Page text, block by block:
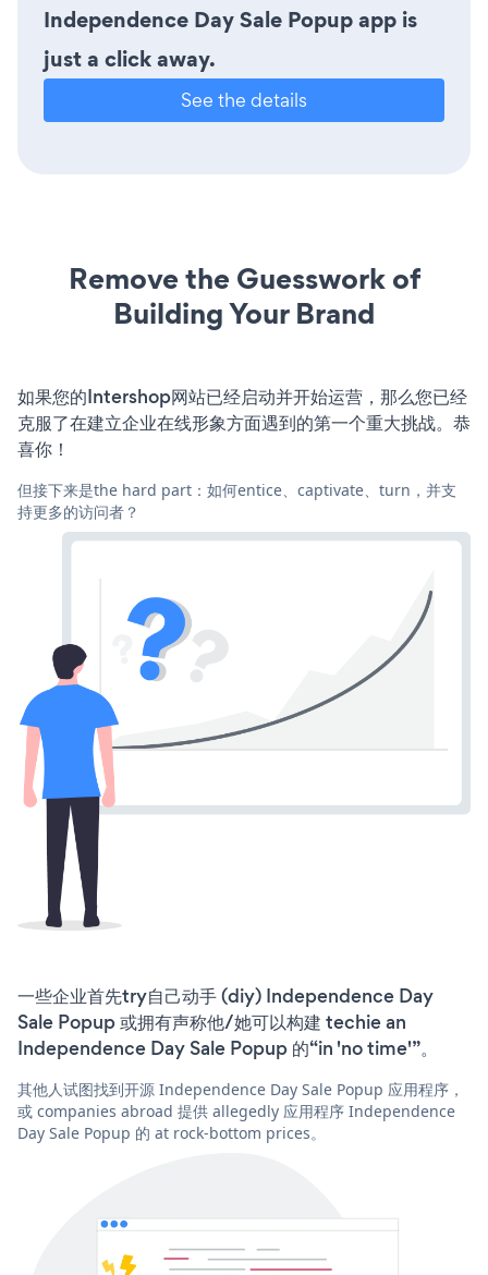
Independence Day Sale Popup app is
just a click away.
See the details
Remove the Guesswork of
Building Your Brand
如果您的Intershop网站已经启动并开始运营，那么您已经
克服了在建立企业在线形象方面遇到的第一个重大挑战。恭
喜你！
但接下来是the hard part：如何entice、captivate、turn，并支
持更多的访问者？
一些企业首先try自己动手 (diy) Independence Day
Sale Popup 或拥有声称他/她可以构建 techie an
Independence Day Sale Popup 的“in 'no time'”。
其他人试图找到开源 Independence Day Sale Popup 应用程序，
或 companies abroad 提供 allegedly 应用程序 Independence
Day Sale Popup 的 at rock-bottom prices。